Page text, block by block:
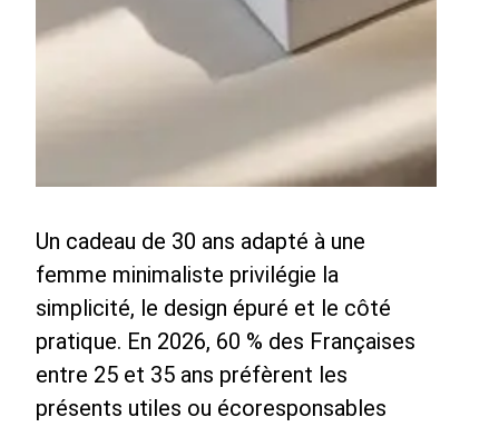
Un cadeau de 30 ans adapté à une
femme minimaliste privilégie la
simplicité, le design épuré et le côté
pratique. En 2026, 60 % des Françaises
entre 25 et 35 ans préfèrent les
présents utiles ou écoresponsables